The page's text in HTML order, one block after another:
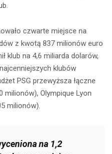
czwarte miejsce na
z kwotą 837 milionów euro
klub na 4,6 miliarda dolarów,
klubów
PSG przewyższa łączne
milionów), Olympique Lyon
milionów).
na 1,2